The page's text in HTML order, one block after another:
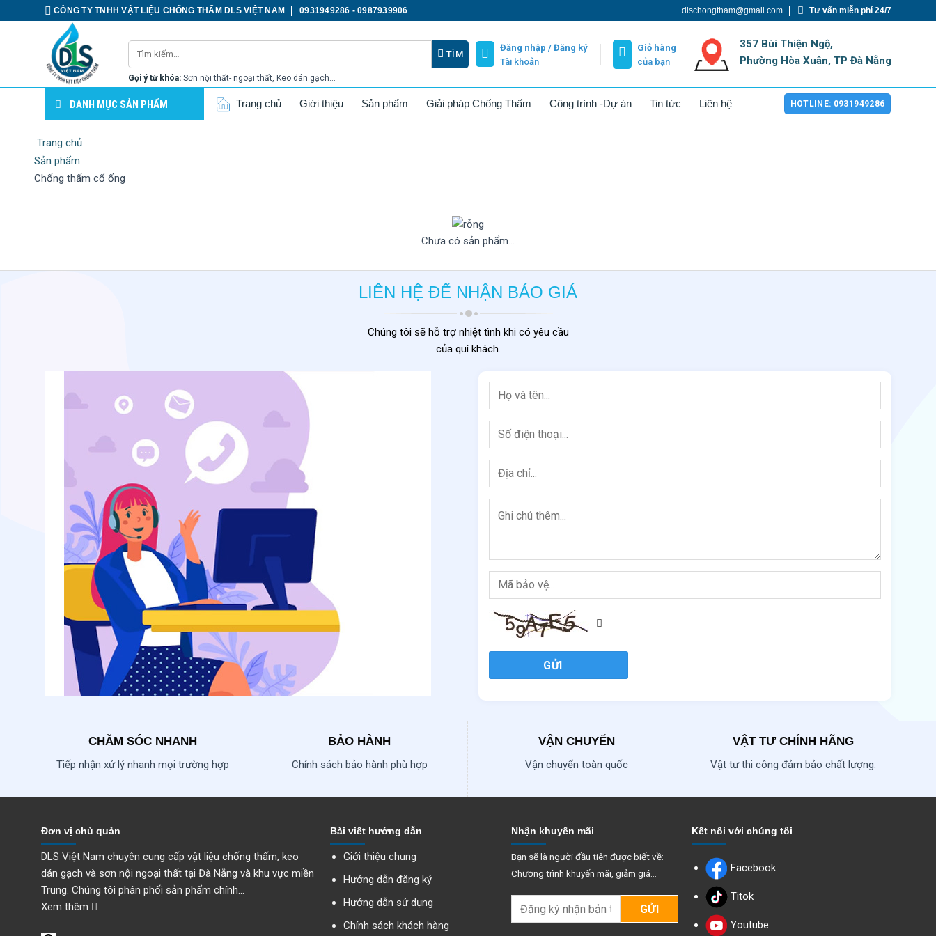
CÔNG TY TNHH VẬT LIỆU CHỐNG THẤM DLS VIỆT NAM 0931949286 - 0987939906 dlschongtham@gmail.com Tư vấn miễn phí 24/7
TÌM
Gợi ý từ khóa: Sơn nội thất- ngoại thất, Keo dán gạch...
Đăng nhập / Đăng ký
Tài khoản
Giỏ hàng
của bạn
357 Bùi Thiện Ngộ,
Phường Hòa Xuân, TP Đà Nẵng
DANH MỤC SẢN PHẨM Trang chủ Giới thiệu Sản phẩm Giải pháp Chống Thấm Công trình -Dự án Tin tức Liên hệ HOTLINE: 0931949286
Trang chủ
Sản phẩm
Chống thấm cổ ống
Chưa có sản phẩm...
LIÊN HỆ ĐỂ NHẬN BÁO GIÁ
Chúng tôi sẽ hỗ trợ nhiệt tình khi có yêu cầu
của quí khách.
GỬI
CHĂM SÓC NHANH
Tiếp nhận xử lý nhanh mọi trường hợp
BẢO HÀNH
Chính sách bảo hành phù hợp
VẬN CHUYỂN
Vận chuyển toàn quốc
VẬT TƯ CHÍNH HÃNG
Vật tư thi công đảm bảo chất lượng.
Đơn vị chủ quản
DLS Việt Nam chuyên cung cấp vật liệu chống thấm, keo
dán gạch và sơn nội ngoại thất tại Đà Nẵng và khu vực miền
Trung. Chúng tôi phân phối sản phẩm chính...
Xem thêm
Bài viết hướng dẫn
Giới thiệu chung
Hướng dẫn đăng ký
Hướng dẫn sử dụng
Chính sách khách hàng
Nhận khuyến mãi
Bạn sẽ là người đầu tiên được biết về:
Chương trình khuyến mãi, giảm giá...
Kết nối với chúng tôi
Facebook
Titok
Youtube